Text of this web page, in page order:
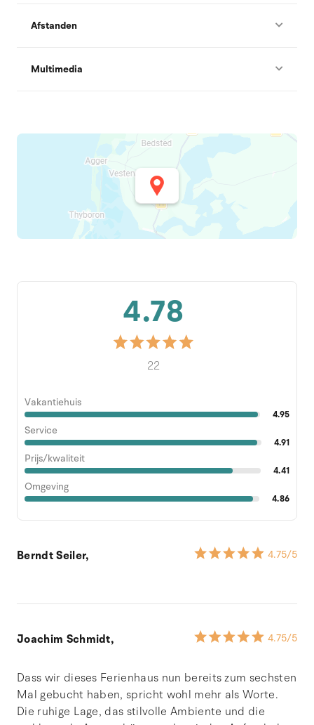
Afstanden
Multimedia
4.78
22
Vakantiehuis
4.95
Service
4.91
Prijs/kwaliteit
4.41
Omgeving
4.86
Berndt Seiler, 4.75/5
Joachim Schmidt, 4.75/5
Dass wir dieses Ferienhaus nun bereits zum sechsten
Mal gebucht haben, spricht wohl mehr als Worte.
Die ruhige Lage, das stilvolle Ambiente und die